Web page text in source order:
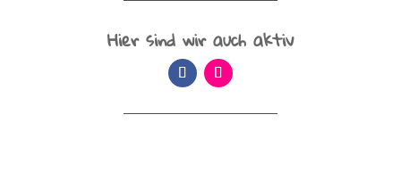
Hier sind wir auch aktiv